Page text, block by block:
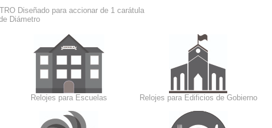
Diseñado para accionar de 1 carátula
Diámetro
Relojes para Escuelas Relojes para Edificios de Gobierno